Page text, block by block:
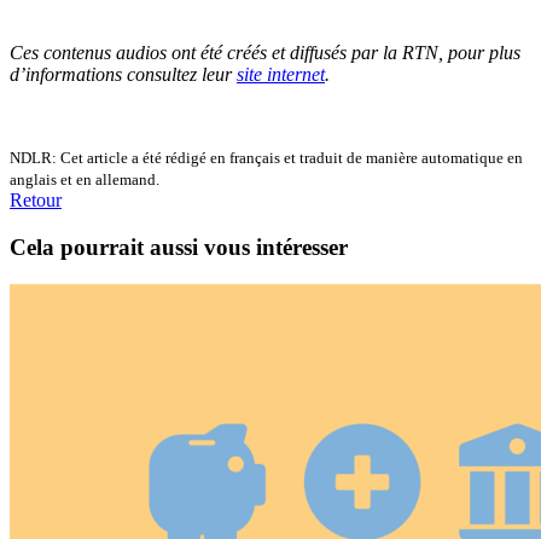
Ces contenus audios ont été créés et diffusés par la RTN, pour plus
d’informations consultez leursite internet.
NDLR: Cet article a été rédigé en français et traduit de manière automatique en
anglais et en allemand.
Retour
Cela pourrait aussi vous intéresser